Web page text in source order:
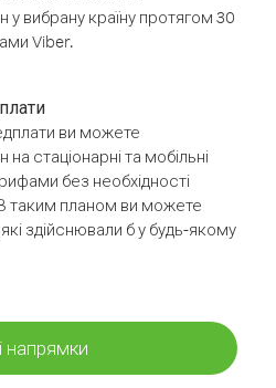
вибрану країну протягом 30
Viber.
ви можете
стаціонарні та мобільні
без необхідності
таким планом ви можете
здійснювали б у будь-якому
напрямки